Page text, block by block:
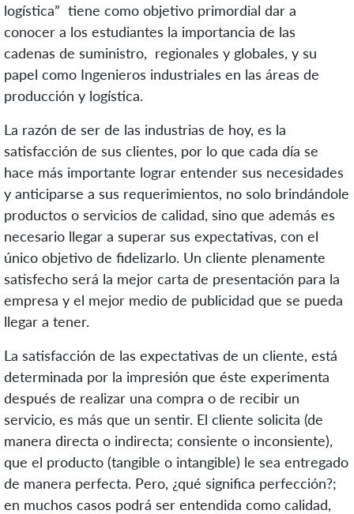
logística” tiene como objetivo primordial dar a
conocer a los estudiantes la importancia de las
cadenas de suministro, regionales y globales, y su
papel como Ingenieros industriales en las áreas de
producción y logística.
La razón de ser de las industrias de hoy, es la
satisfacción de sus clientes, por lo que cada día se
hace más importante lograr entender sus necesidades
y anticiparse a sus requerimientos, no solo brindándole
productos o servicios de calidad, sino que además es
necesario llegar a superar sus expectativas, con el
único objetivo de fidelizarlo. Un cliente plenamente
satisfecho será la mejor carta de presentación para la
empresa y el mejor medio de publicidad que se pueda
llegar a tener.
La satisfacción de las expectativas de un cliente, está
determinada por la impresión que éste experimenta
después de realizar una compra o de recibir un
servicio, es más que un sentir. El cliente solicita (de
manera directa o indirecta; consiente o inconsiente),
que el producto (tangible o intangible) le sea entregado
de manera perfecta. Pero, ¿qué significa perfección?;
en muchos casos podrá ser entendida como calidad,